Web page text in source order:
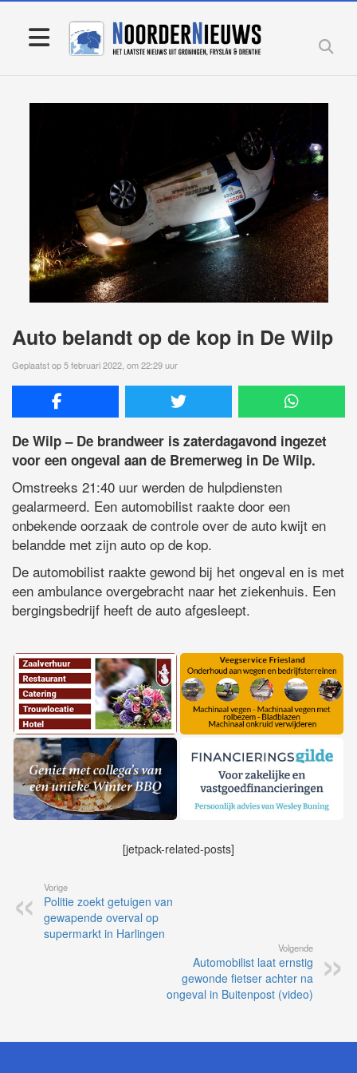
Auto belandt op de kop in De Wilp
Geplaatst op 5 februari 2022, om 22:29 uur
De Wilp – De brandweer is zaterdagavond ingezet
voor een ongeval aan de Bremerweg in De Wilp.
Omstreeks 21:40 uur werden de hulpdiensten
gealarmeerd. Een automobilist raakte door een
onbekende oorzaak de controle over de auto kwijt en
belandde met zijn auto op de kop.
De automobilist raakte gewond bij het ongeval en is met
een ambulance overgebracht naar het ziekenhuis. Een
bergingsbedrijf heeft de auto afgesleept.
[jetpack-related-posts]
Vorige
Politie zoekt getuigen van
gewapende overval op
supermarkt in Harlingen
Volgende
Automobilist laat ernstig
gewonde fietser achter na
ongeval in Buitenpost (video)